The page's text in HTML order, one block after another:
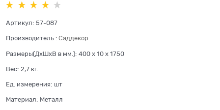
Артикул: 57-087
Производитель : Саддекор
Размеры(ДхШхВ в мм.): 400 x 10 x 1750
Вес: 2,7 кг.
Ед. измерения: шт
Материал: Металл